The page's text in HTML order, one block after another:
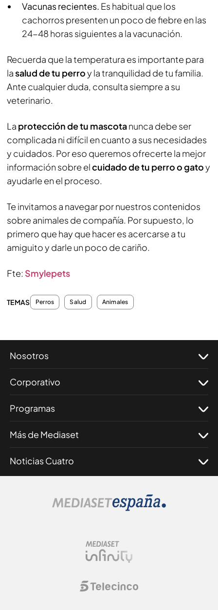
Vacunas recientes. Es habitual que los
cachorros presenten un poco de fiebre en las
24-48 horas siguientes a la vacunación.
Recuerda que la temperatura es importante para
lasalud de tu perroy la tranquilidad de tu familia.
Ante cualquier duda, consulta siempre a su
veterinario.
La protección de tu mascotanunca debe ser
complicada ni difícil en cuanto a sus necesidades
y cuidados. Por eso queremos ofrecerte la mejor
información sobre elcuidado de tu perro o gatoy
ayudarle en el proceso.
Te invitamos a navegar por nuestros contenidos
sobre animales de compañía. Por supuesto, lo
primero que hay que hacer es acercarse a tu
amiguito y darle un poco de cariño.
Fte: Smylepets
TEMAS Perros Salud Animales
Nosotros
Corporativo
Programas
Más de Mediaset
Noticias Cuatro